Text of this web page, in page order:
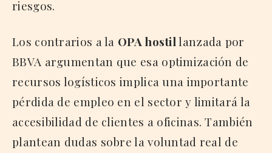
riesgos.
Los contrarios a la OPA hostillanzada por
BBVA argumentan que esa optimización de
recursos logísticos implica una importante
pérdida de empleo en el sector y limitará la
accesibilidad de clientes a oficinas. También
plantean dudas sobre la voluntad real de